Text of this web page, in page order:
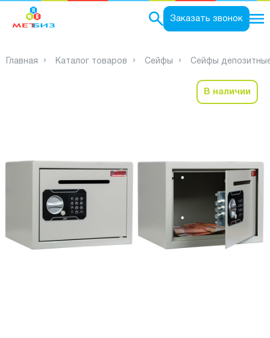
Заказать звонок
Главная Каталог товаров Сейфы Сейфы
В наличии